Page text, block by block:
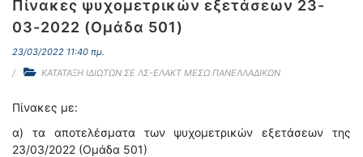
Πίνακες ψυχομετρικών εξετάσεων 23-
03-2022 (Ομάδα 501)
23/03/2022 11:40 πμ.
ΚΑΤΑΤΑΞΗ ΙΔΙΩΤΩΝ ΣΕ ΛΣ-ΕΛΑΚΤ ΜΕΣΩ ΠΑΝΕΛΛΑΔΙΚΩΝ
Πίνακες με:
α) τα αποτελέσματα των ψυχομετρικών εξετάσεων της
23/03/2022 (Ομάδα 501)